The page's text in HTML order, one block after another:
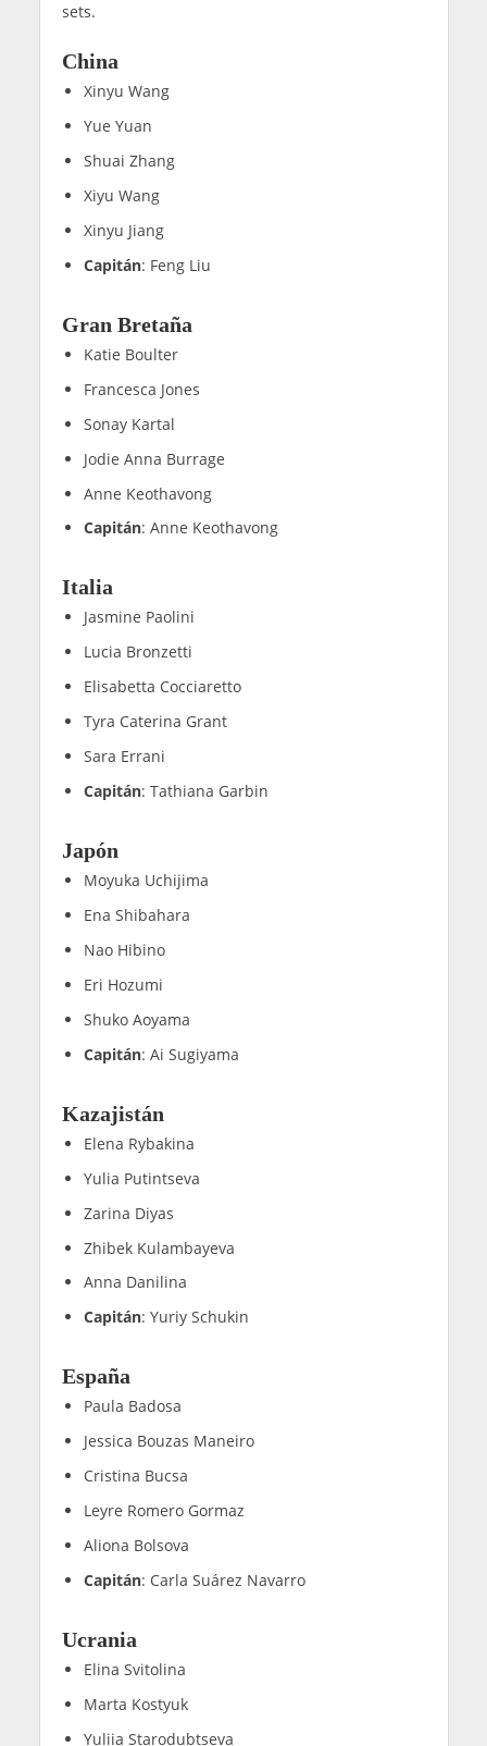
sets.
China
Xinyu Wang
Yue Yuan
Shuai Zhang
Xiyu Wang
Xinyu Jiang
Capitán: Feng Liu
Gran Bretaña
Katie Boulter
Francesca Jones
Sonay Kartal
Jodie Anna Burrage
Anne Keothavong
Capitán: Anne Keothavong
Italia
Jasmine Paolini
Lucia Bronzetti
Elisabetta Cocciaretto
Tyra Caterina Grant
Sara Errani
Capitán: Tathiana Garbin
Japón
Moyuka Uchijima
Ena Shibahara
Nao Hibino
Eri Hozumi
Shuko Aoyama
Capitán: Ai Sugiyama
Kazajistán
Elena Rybakina
Yulia Putintseva
Zarina Diyas
Zhibek Kulambayeva
Anna Danilina
Capitán: Yuriy Schukin
España
Paula Badosa
Jessica Bouzas Maneiro
Cristina Bucsa
Leyre Romero Gormaz
Aliona Bolsova
Capitán: Carla Suárez Navarro
Ucrania
Elina Svitolina
Marta Kostyuk
Yuliia Starodubtseva